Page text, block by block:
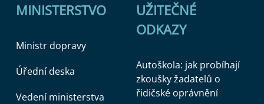
MINISTERSTVO
Ministr dopravy
Úřední deska
Vedení ministerstva
UŽITEČNÉ
ODKAZY
Autoškola: jak probíhají
zkoušky žadatelů o
řidičské oprávnění